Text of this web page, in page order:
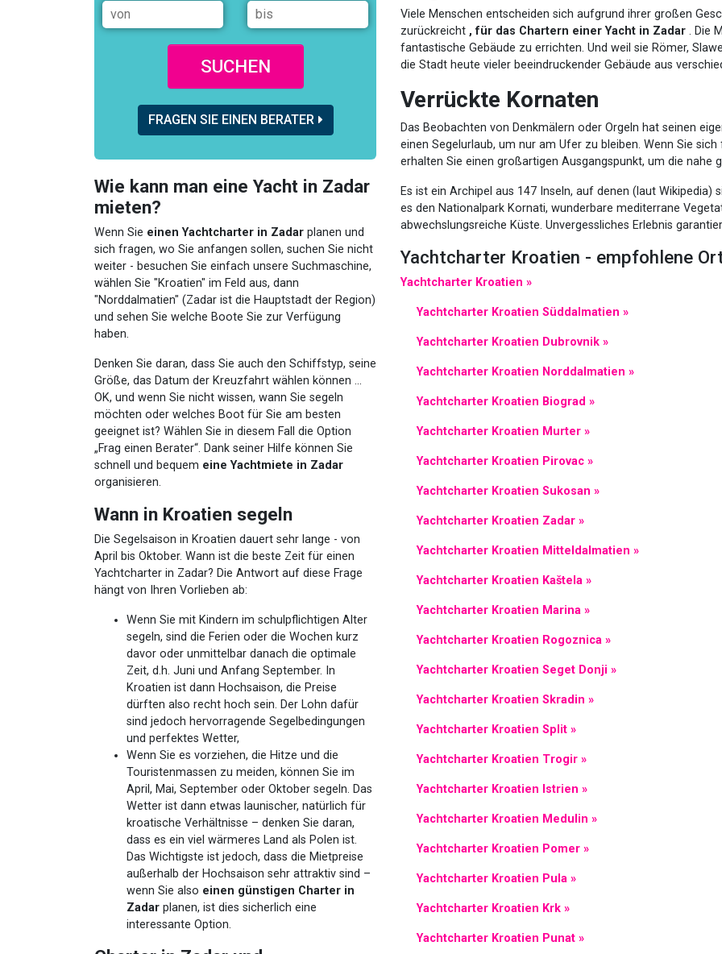
SUCHEN
FRAGEN SIE EINEN BERATER
Wie kann man eine Yacht in Zadar
mieten?
Wenn Sie einen Yachtcharter in Zadar planen und
sich fragen, wo Sie anfangen sollen, suchen Sie nicht
weiter - besuchen Sie einfach unsere Suchmaschine,
wählen Sie "Kroatien" im Feld aus, dann
"Norddalmatien" (Zadar ist die Hauptstadt der Region)
und sehen Sie welche Boote Sie zur Verfügung
haben.
Denken Sie daran, dass Sie auch den Schiffstyp, seine
Größe, das Datum der Kreuzfahrt wählen können ...
OK, und wenn Sie nicht wissen, wann Sie segeln
möchten oder welches Boot für Sie am besten
geeignet ist? Wählen Sie in diesem Fall die Option
„Frag einen Berater“. Dank seiner Hilfe können Sie
schnell und bequem eine Yachtmiete in Zadar
organisieren.
Wann in Kroatien segeln
Die Segelsaison in Kroatien dauert sehr lange - von
April bis Oktober. Wann ist die beste Zeit für einen
Yachtcharter in Zadar? Die Antwort auf diese Frage
hängt von Ihren Vorlieben ab:
Wenn Sie mit Kindern im schulpflichtigen Alter
segeln, sind die Ferien oder die Wochen kurz
davor oder unmittelbar danach die optimale
Zeit, d.h. Juni und Anfang September. In
Kroatien ist dann Hochsaison, die Preise
dürften also recht hoch sein. Der Lohn dafür
sind jedoch hervorragende Segelbedingungen
und perfektes Wetter,
Wenn Sie es vorziehen, die Hitze und die
Touristenmassen zu meiden, können Sie im
April, Mai, September oder Oktober segeln. Das
Wetter ist dann etwas launischer, natürlich für
kroatische Verhältnisse – denken Sie daran,
dass es ein viel wärmeres Land als Polen ist.
Das Wichtigste ist jedoch, dass die Mietpreise
außerhalb der Hochsaison sehr attraktiv sind –
wenn Sie also einen günstigen Charter in
Zadar planen, ist dies sicherlich eine
interessante Option.
Viele Menschen entscheiden sich aufgrund ihrer großen
zurückreicht , für das Chartern einer Yacht in Zadar . Die
fantastische Gebäude zu errichten. Und weil sie Römer,
die Stadt heute vieler beeindruckender Gebäude aus
Verrückte Kornaten
Das Beobachten von Denkmälern oder Orgeln hat seinen
einen Segelurlaub, um nur am Ufer zu bleiben. Wenn Sie
erhalten Sie einen großartigen Ausgangspunkt, um die nahe
Es ist ein Archipel aus 147 Inseln, auf denen (laut
es den Nationalpark Kornati, wunderbare mediterrane
abwechslungsreiche Küste. Unvergessliches Erlebnis
Yachtcharter Kroatien - empfohlene
Yachtcharter Kroatien »
Yachtcharter Kroatien Süddalmatien »
Yachtcharter Kroatien Dubrovnik »
Yachtcharter Kroatien Norddalmatien »
Yachtcharter Kroatien Biograd »
Yachtcharter Kroatien Murter »
Yachtcharter Kroatien Pirovac »
Yachtcharter Kroatien Sukosan »
Yachtcharter Kroatien Zadar »
Yachtcharter Kroatien Mitteldalmatien »
Yachtcharter Kroatien Kaštela »
Yachtcharter Kroatien Marina »
Yachtcharter Kroatien Rogoznica »
Yachtcharter Kroatien Seget Donji »
Yachtcharter Kroatien Skradin »
Yachtcharter Kroatien Split »
Yachtcharter Kroatien Trogir »
Yachtcharter Kroatien Istrien »
Yachtcharter Kroatien Medulin »
Yachtcharter Kroatien Pomer »
Yachtcharter Kroatien Pula »
Yachtcharter Kroatien Krk »
Yachtcharter Kroatien Punat »